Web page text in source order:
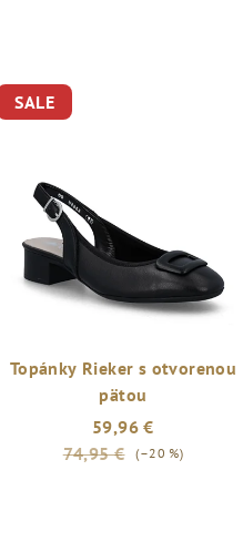
SALE
Topánky Rieker s otvorenou
pätou
59,96 €
74,95 €
(–20 %)